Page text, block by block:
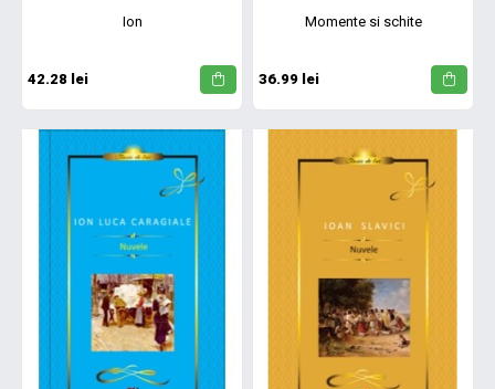
Ion
42.28 lei
Momente si schite
36.99 lei